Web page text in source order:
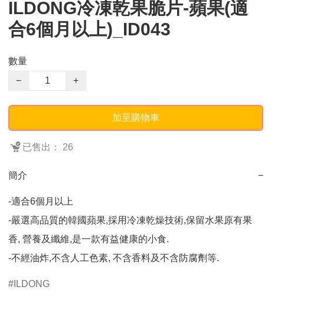
ILDONG冷凍乾果脆片-蘋果(適
合6個月以上)_ID043
數量
−
+
加至購物車
已售出： 26
簡介 −
-適合6個月以上
-嚴選高品質的韓國蘋果,採用冷凍乾燥技術,保留水果原有果
香, 營養及纖維,是一款有益健康的小食.
-不經油炸,不含人工色素, 不含香料及不含防腐劑等.
ILDONG